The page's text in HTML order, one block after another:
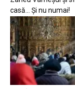
casă… Și nu numai!